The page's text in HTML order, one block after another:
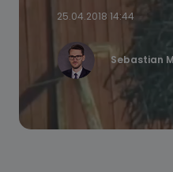
25.04.2018 14:44
Sebastian